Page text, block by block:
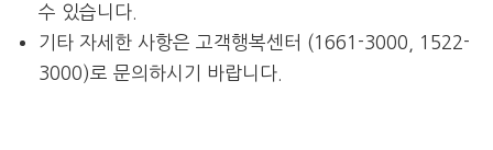
수 있습니다.
기타 자세한 사항은 고객행복센터 (1661-3000, 1522-
3000)로 문의하시기 바랍니다.